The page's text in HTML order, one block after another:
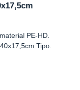
PE-HD.
Tipo: